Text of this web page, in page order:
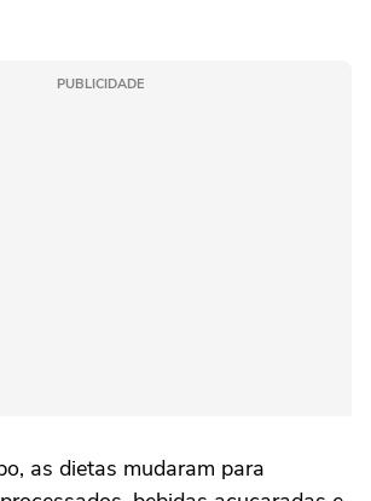
PUBLICIDADE
as dietas mudaram para